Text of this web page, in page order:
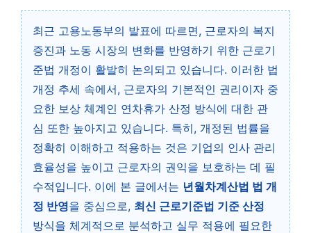
최근 고용노동부의 발표에 따르면, 근로자의 복지
증진과 노동 시장의 변화를 반영하기 위한 근로기
준법 개정이 활발히 논의되고 있습니다. 이러한 법
개정 추세 속에서, 근로자의 기본적인 권리이자 중
요한 보상 체계인 연차휴가 산정 방식에 대한 관
심 또한 높아지고 있습니다. 특히, 개정된 법률을
정확히 이해하고 적용하는 것은 기업의 인사 관리
효율성을 높이고 근로자의 권익을 보호하는 데 필
수적입니다. 이에 본 글에서는 년월차계산법 법 개
정 반영을 중심으로, 최신 근로기준법 기준 산정
방식을 체계적으로 분석하고 실무 적용에 필요한